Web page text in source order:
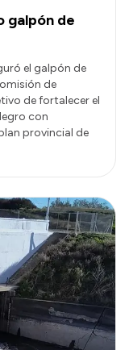
galpón de
el galpón de
de
de fortalecer el
con
provincial de